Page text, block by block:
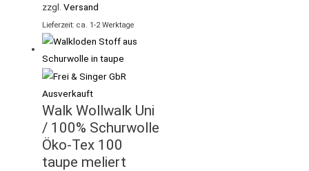
zzgl.Versand
Lieferzeit: ca. 1-2 Werktage
Ausverkauft
Walk Wollwalk Uni
/ 100% Schurwolle
Öko-Tex 100
taupe meliert